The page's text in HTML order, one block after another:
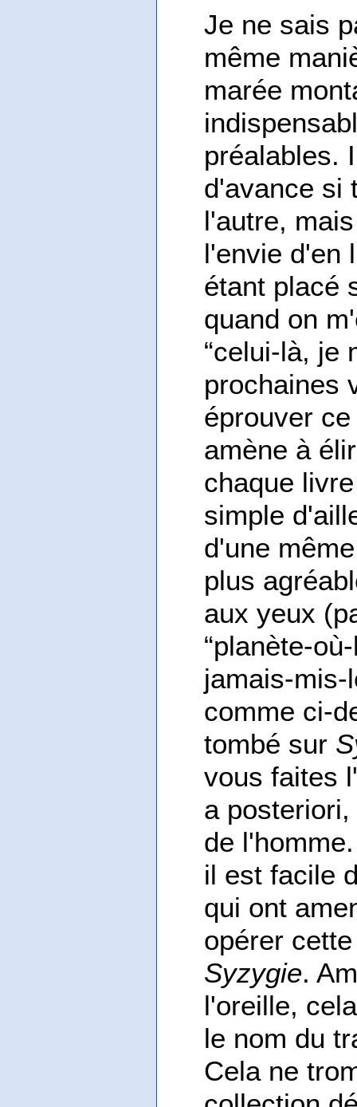
Je ne sais
même
marée
préalables.
d'avance si
l'autre,
l'envie d'en
étant placé
quand on
“celui-là, je
prochaines
éprouver
amène à
chaque
simple
d'une
plus
aux yeux
“planète-
jamais-mis-
comme ci-
tombé sur
vous faites
a
de
il est facile
qui ont
opérer
Syzygie.
l'oreille,
le nom du
Cela ne